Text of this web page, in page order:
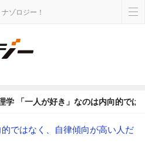
ゾロジー！
学 「一人が好き」なのは内向的で
的ではなく、自律傾向が高い人だ